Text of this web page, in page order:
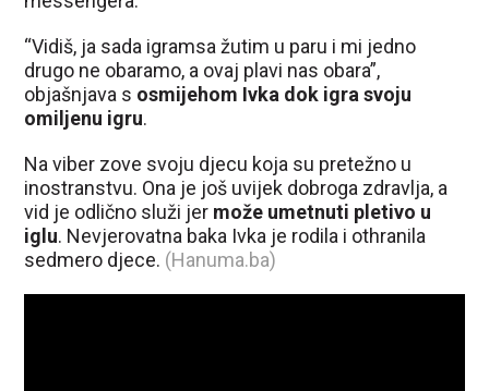
“Vidiš, ja sada igramsa žutim u paru i mi jedno
drugo ne obaramo, a ovaj plavi nas obara”,
objašnjava s osmijehom Ivka dok igra svoju
omiljenu igru.
Na viber zove svoju djecu koja su pretežno u
inostranstvu. Ona je još uvijek dobroga zdravlja, a
vid je odlično služi jer može umetnuti pletivo u
iglu. Nevjerovatna baka Ivka je rodila i othranila
sedmero djece. (Hanuma.ba)